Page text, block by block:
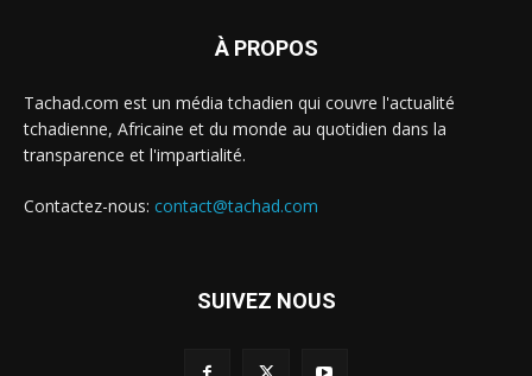
À PROPOS
Tachad.com est un média tchadien qui couvre l'actualité
tchadienne, Africaine et du monde au quotidien dans la
transparence et l'impartialité.
Contactez-nous: contact@tachad.com
SUIVEZ NOUS